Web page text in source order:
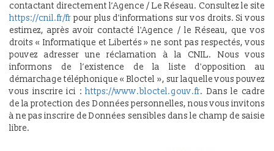
contactant directement l’Agence / Le Réseau. Consultez le site
https://cnil.fr/fr pour plus d’informations sur vos droits. Si vous
estimez, après avoir contacté l'Agence / le Réseau, que vos
droits « Informatique et Libertés » ne sont pas respectés, vous
pouvez adresser une réclamation à la CNIL. Nous vous
informons de l’existence de la liste d'opposition au
démarchage téléphonique « Bloctel », sur laquelle vous pouvez
vous inscrire ici :https://www.bloctel.gouv.fr. Dans le cadre
de la protection des Données personnelles, nous vous invitons
à ne pas inscrire de Données sensibles dans le champ de saisie
libre.